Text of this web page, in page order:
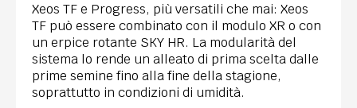
Xeos TF e Progress, più versatili che mai: Xeos
TF può essere combinato con il modulo XR o con
un erpice rotante SKY HR. La modularità del
sistema lo rende un alleato di prima scelta dalle
prime semine fino alla fine della stagione,
soprattutto in condizioni di umidità.